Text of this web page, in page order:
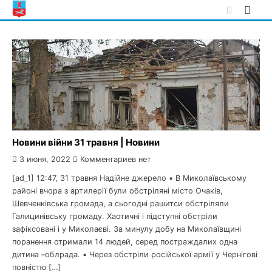
Skip
to
Новини війни 31 травня | Новини
3 июня, 2022 Комментариев нет
[ad_1] 12:47, 31 травня Надійне джерело ▪️ В Миколаївському
районі вчора з артилерії були обстріляні місто Очаків,
Шевченківська громада, а сьогодні рашитси обстріляли
Галицинівську громаду. Хаотичні і підступні обстріли
зафіксовані і у Миколаєві. За минулу добу на Миколаївщині
поранення отримали 14 людей, серед постраждалих одна
дитина –облрада. ▪️ Через обстріли російської армії у Чернігові
повністю […]